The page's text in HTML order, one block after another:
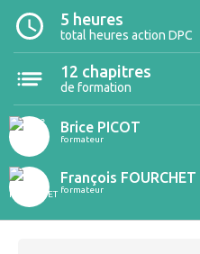
5 heures
total heures action DPC
12 chapitres
de formation
Brice PICOT
formateur
François FOURCHET
formateur